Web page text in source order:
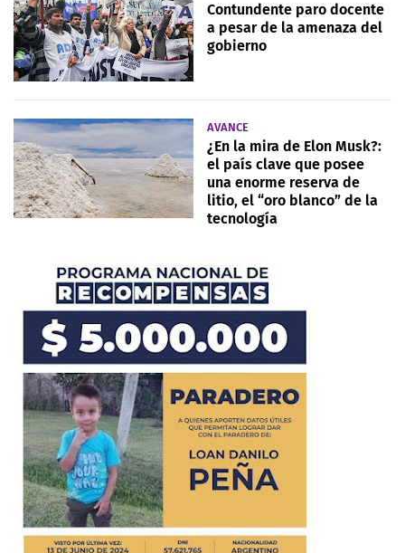
Contundente paro docente
a pesar de la amenaza del
gobierno
AVANCE
¿En la mira de Elon Musk?:
el país clave que posee
una enorme reserva de
litio, el “oro blanco” de la
tecnología